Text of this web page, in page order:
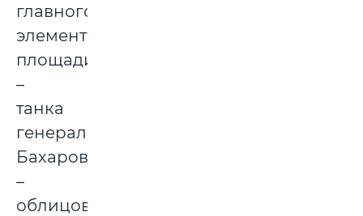
главного
элемента
площади
–
танка
генерала
Бахарова
–
облицован